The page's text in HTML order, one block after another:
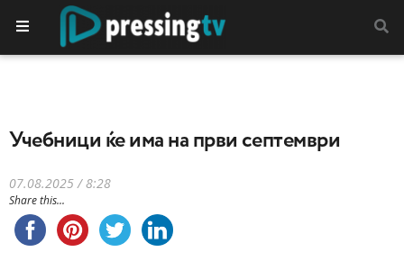
Учебници ќе има на први септември
07.08.2025 / 8:28
Share this...